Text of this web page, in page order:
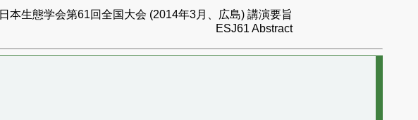
日本生態学会第61回全国大会 (2014年3月、広島) 講演要旨
ESJ61 Abstract